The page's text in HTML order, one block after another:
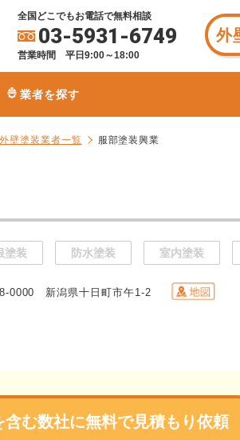
全国どこでもお電話で無料相談
03-5931-6749
営業時間 平日9:00～18:00
外
業者を探す
壁塗装業者一覧 服部塗装興業
塗装 防水塗装 室内塗装
0000 新潟県十日町市午1-2
含む数社に無料で見積もり依頼